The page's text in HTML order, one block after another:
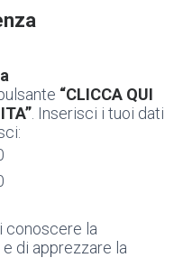
“CLICCA QUI
. Inserisci i tuoi dati
conoscere la
di apprezzare la